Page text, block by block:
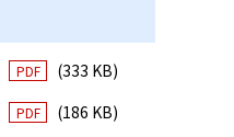
PDF (333 KB)
PDF (186 KB)